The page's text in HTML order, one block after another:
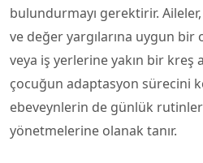
bulundurmayı gerektirir.
ve değer yargılarına uygun
veya iş yerlerine yakın bir kreş
çocuğun adaptasyon sürecini
ebeveynlerin de günlük
yönetmelerine olanak tanır.